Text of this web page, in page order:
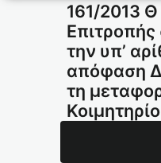
161/2013
την υπ’
απόφαση
τη